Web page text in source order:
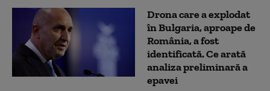
Drona care a explodat
în Bulgaria, aproape de
România, a fost
identificată. Ce arată
analiza preliminară a
epavei